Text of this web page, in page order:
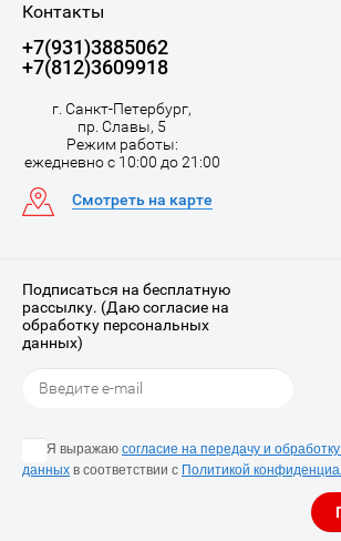
Контакты
+7(931)3885062
+7(812)3609918
г. Санкт-Петербург,
пр. Славы, 5
Режим работы:
ежедневно с 10:00 до 21:00
Смотреть на карте
Подписаться на бесплатную
рассылку. (Даю согласие на
обработку персональных
данных)
Я выражаю согласие на передачу и
данных в соответствии с Политикой